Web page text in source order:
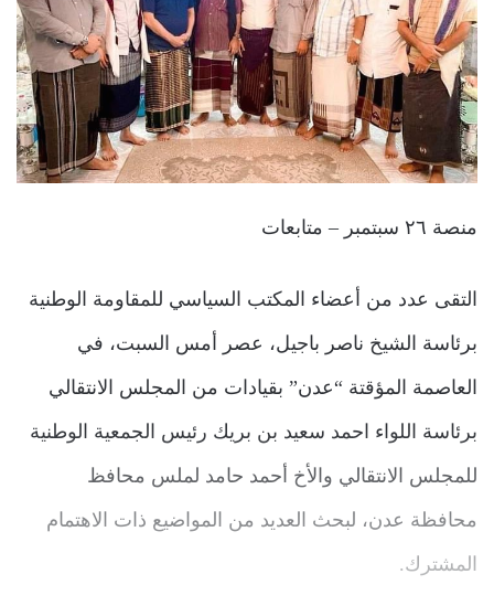
منصة ٢٦ سبتمبر – متابعات
التقى عدد من أعضاء المكتب السياسي للمقاومة الوطنية
برئاسة الشيخ ناصر باجيل، عصر أمس السبت، في
العاصمة المؤقتة “عدن” بقيادات من المجلس الانتقالي
برئاسة اللواء احمد سعيد بن بريك رئيس الجمعية الوطنية
للمجلس الانتقالي والأخ أحمد حامد لملس محافظ
محافظة عدن، لبحث العديد من المواضيع ذات الاهتمام
المشترك.